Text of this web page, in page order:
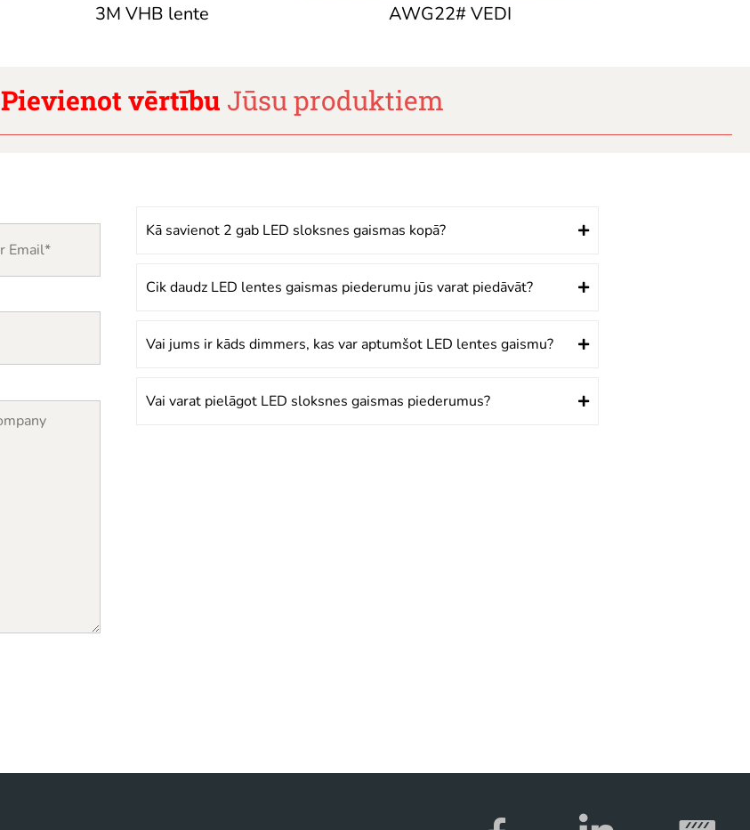
3M VHB lente AWG22# VEDI
Pievienot vērtību Jūsu produktiem
Kā savienot 2 gab LED sloksnes gaismas kopā?
Cik daudz LED lentes gaismas piederumu jūs varat piedāvāt?
Vai jums ir kāds dimmers, kas var aptumšot LED lentes gaismu?
Vai varat pielāgot LED sloksnes gaismas piederumus?